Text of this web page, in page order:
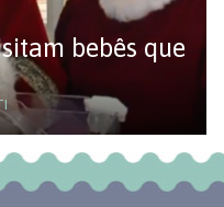
bebês que